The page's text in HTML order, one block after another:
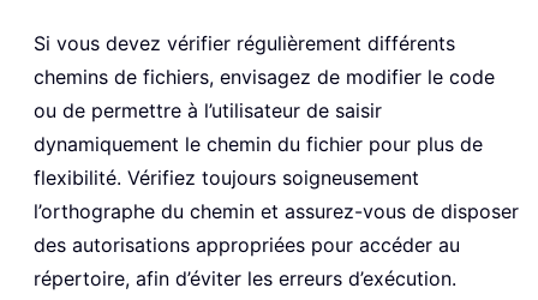
Si vous devez vérifier régulièrement différents
chemins de fichiers, envisagez de modifier le code
ou de permettre à l’utilisateur de saisir
dynamiquement le chemin du fichier pour plus de
flexibilité. Vérifiez toujours soigneusement
l’orthographe du chemin et assurez-vous de disposer
des autorisations appropriées pour accéder au
répertoire, afin d’éviter les erreurs d’exécution.